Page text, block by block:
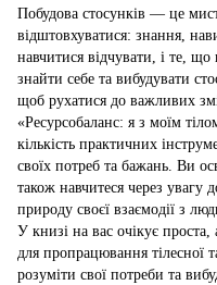
Побудова стосунків — це
відштовхуватися: знання,
навчитися відчувати, і те,
знайти себе та вибудувати
щоб рухатися до важливих
«Ресурсобаланс: я з моїм
кількість практичних
своїх потреб та бажань. Ви
також навчитеся через увагу
природу своєї взаємодії з
У книзі на вас очікує
для пропрацювання тілесної
розуміти свої потреби та